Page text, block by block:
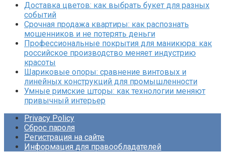
Доставка цветов: как выбрать букет для разных
событий
Срочная продажа квартиры: как распознать
мошенников и не потерять деньги
Профессиональные покрытия для маникюра: как
российское производство меняет индустрию
красоты
Шариковые опоры: сравнение винтовых и
линейных конструкций для промышленности
Умные римские шторы: как технологии меняют
привычный интерьер
Privacy Policy
Сброс пароля
Регистрация на сайте
Информация для правообладателей